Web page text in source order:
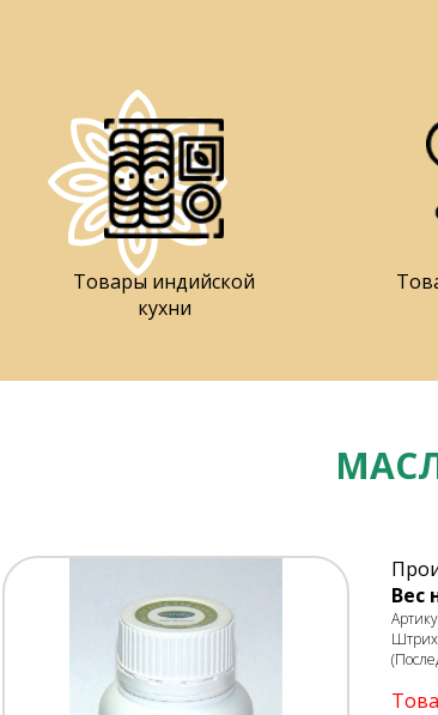
Товары индийской
кухни
Вес